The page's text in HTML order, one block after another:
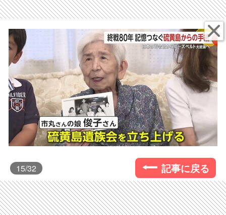
15/32 記事に戻る